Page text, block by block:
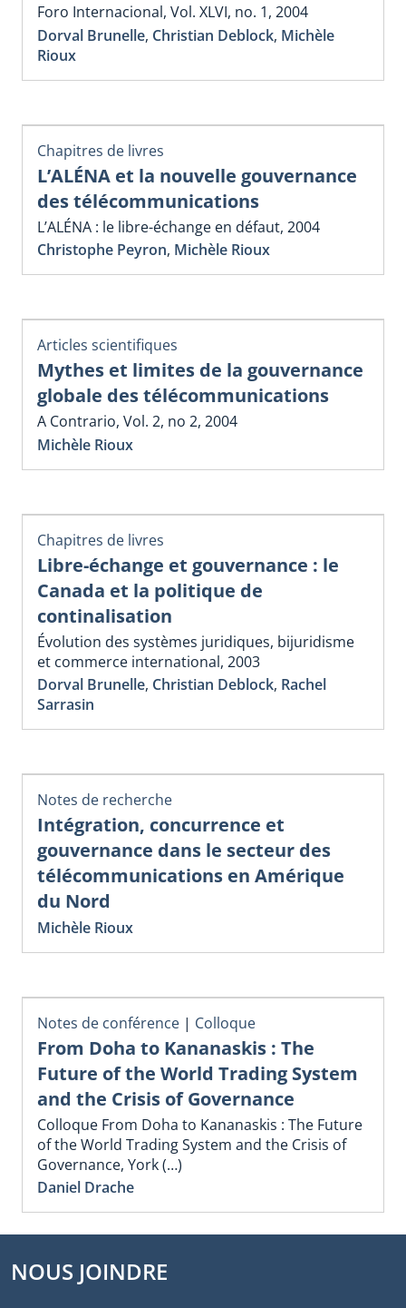
Foro Internacional, Vol. XLVI, no. 1, 2004
Dorval Brunelle, Christian Deblock, Michèle
Rioux
Chapitres de livres
L’ALÉNA et la nouvelle gouvernance
des télécommunications
L’ALÉNA : le libre-échange en défaut, 2004
Christophe Peyron, Michèle Rioux
Articles scientifiques
Mythes et limites de la gouvernance
globale des télécommunications
A Contrario, Vol. 2, no 2, 2004
Michèle Rioux
Chapitres de livres
Libre-échange et gouvernance : le
Canada et la politique de
continalisation
Évolution des systèmes juridiques, bijuridisme
et commerce international, 2003
Dorval Brunelle, Christian Deblock, Rachel
Sarrasin
Notes de recherche
Intégration, concurrence et
gouvernance dans le secteur des
télécommunications en Amérique
du Nord
Michèle Rioux
Notes de conférence | Colloque
From Doha to Kananaskis : The
Future of the World Trading System
and the Crisis of Governance
Colloque From Doha to Kananaskis : The Future
of the World Trading System and the Crisis of
Governance, York (…)
Daniel Drache
NOUS JOINDRE